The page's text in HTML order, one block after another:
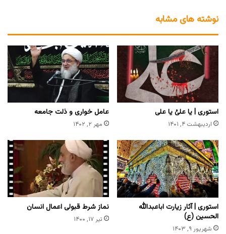
نوشته های مشابه
استوری | یا علیُ یا علی
اردیبهشت ۴, ۱۴۰۱
عامل خواری و ذلت جامعه
مهر ۲, ۱۴۰۲
استوری | آثار زیارت اباعبدالله
الحسین (ع)
شهریور ۹, ۱۴۰۳
نماز شرط قبولی اعمال انسان
تیر ۱۷, ۱۴۰۰